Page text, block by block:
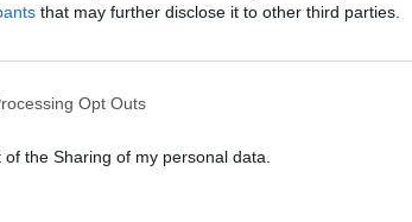
that may further disclose it to other third parties.
Opt Outs
the Sharing of my personal data.
Κορυδαλλό
ασφάλεια στις γειτονιές της